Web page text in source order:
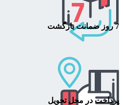
7 روز ضمانت بازگشت
پرداخت در محل تحویل